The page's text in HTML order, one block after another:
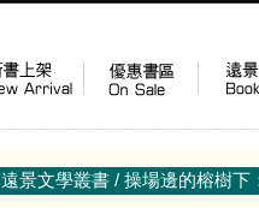
遠景文學叢書 / 操場邊的榕樹下